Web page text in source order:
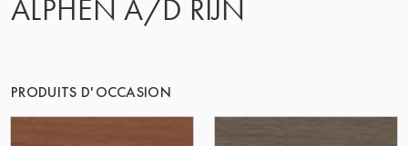
ALPHEN A/D RIJN
PRODUITS D'OCCASION